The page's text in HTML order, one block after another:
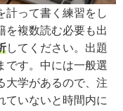
って書く練習をし
を複数読む必要も出
してください。出題
です。中には一般選
大学があるので、注
ていないと時間内に